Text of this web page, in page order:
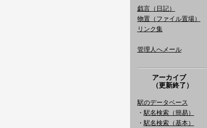
戯言（日記）
物置（ファイル置場）
リンク集
管理人へメール
アーカイブ
（更新終了）
駅のデータベース
・ 駅名検索（簡易）
・ 駅名検索（基本）